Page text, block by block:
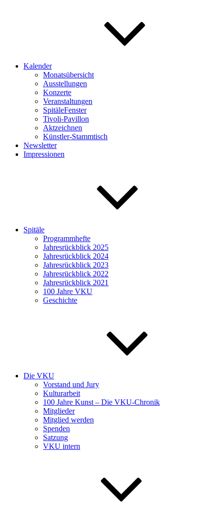
Kalender
Monatsübersicht
Ausstellungen
Konzerte
Veranstaltungen
SpitäleFenster
Tivoli-Pavillon
Aktzeichnen
Künstler-Stammtisch
Newsletter
Impressionen
Spitäle
Programmhefte
Jahresrückblick 2025
Jahresrückblick 2024
Jahresrückblick 2023
Jahresrückblick 2022
Jahresrückblick 2021
100 Jahre VKU
Geschichte
Die VKU
Vorstand und Jury
Kulturarbeit
100 Jahre Kunst – Die VKU-Chronik
Mitglieder
Mitglied werden
Spenden
Satzung
VKU intern